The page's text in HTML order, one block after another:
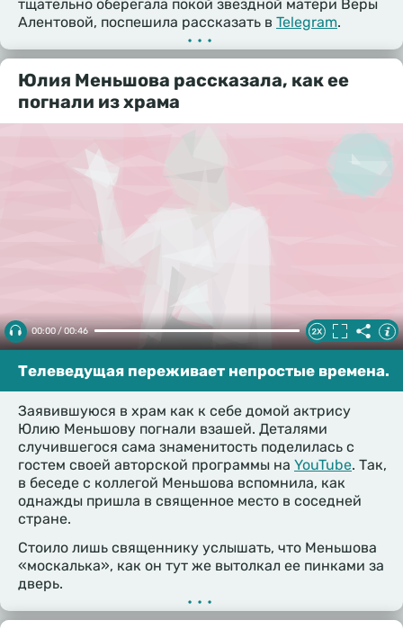
тщательно оберегала покой звездной матери Веры
Алентовой, поспешила рассказать в Telegram.
•••
Юлия Меньшова рассказала, как ее
погнали из храма
00:00 / 00:46
Телеведущая переживает непростые времена.
Заявившуюся в храм как к себе домой актрису
Юлию Меньшову погнали взашей. Деталями
случившегося сама знаменитость поделилась с
гостем своей авторской программы на YouTube. Так,
в беседе с коллегой Меньшова вспомнила, как
однажды пришла в священное место в соседней
стране.
Стоило лишь священнику услышать, что Меньшова
«москалька», как он тут же вытолкал ее пинками за
дверь.
•••